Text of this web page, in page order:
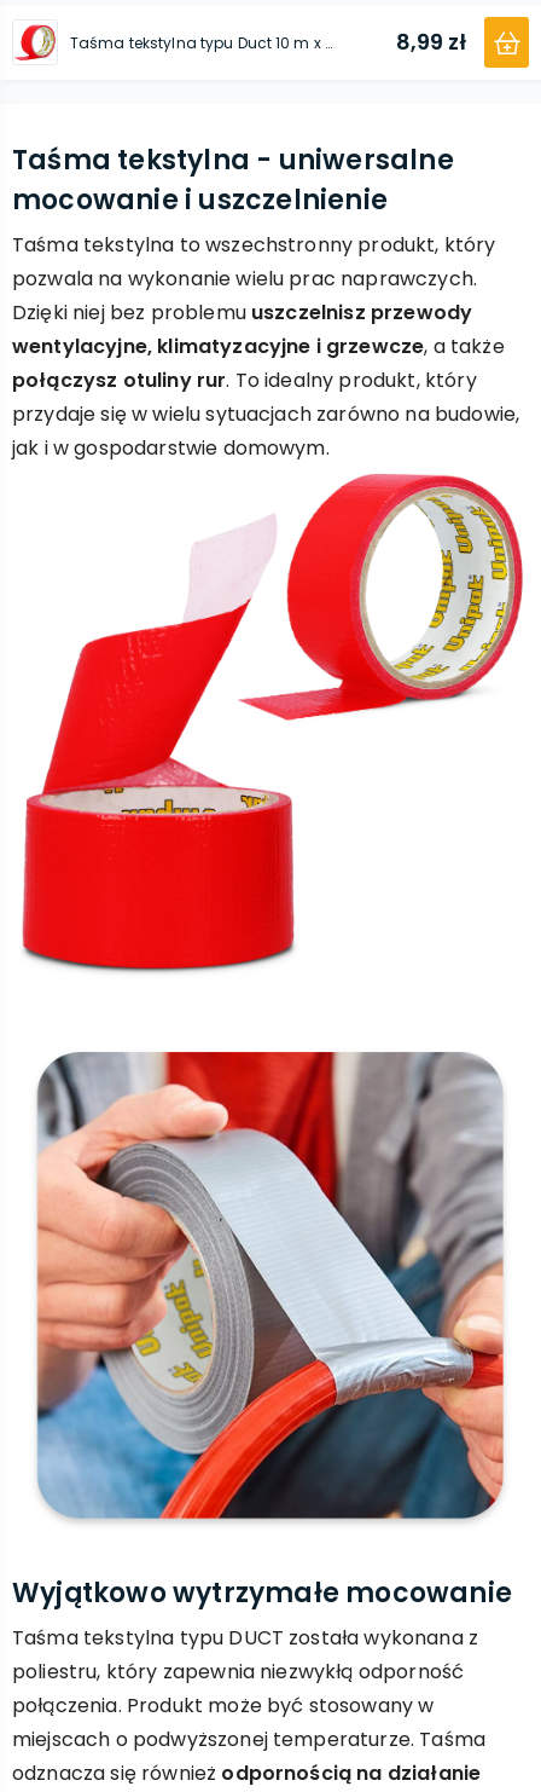
Taśma tekstylna typu Duct 10 m x 48 mm x 0,17 mm czerwona 8,99 zł
Taśma tekstylna - uniwersalne
mocowanie i uszczelnienie
Taśma tekstylna to wszechstronny produkt, który
pozwala na wykonanie wielu prac naprawczych.
Dzięki niej bez problemu uszczelnisz przewody
wentylacyjne, klimatyzacyjne i grzewcze, a także
połączysz otuliny rur. To idealny produkt, który
przydaje się w wielu sytuacjach zarówno na budowie,
jak i w gospodarstwie domowym.
Wyjątkowo wytrzymałe mocowanie
Taśma tekstylna typu DUCT została wykonana z
poliestru, który zapewnia niezwykłą odporność
połączenia. Produkt może być stosowany w
miejscach o podwyższonej temperaturze. Taśma
odznacza się również odpornością na działanie